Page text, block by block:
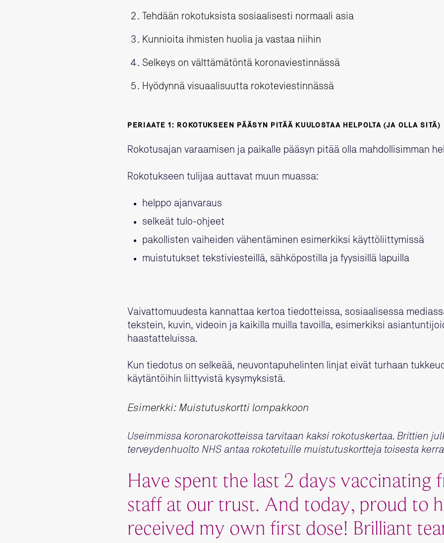
Tehdään rokotuksista sosiaalisesti normaali asia
Kunnioita ihmisten huolia ja vastaa niihin
Selkeys on välttämätöntä koronaviestinnässä
Hyödynnä visuaalisuutta rokoteviestinnässä
PERIAATE 1: ROKOTUKSEEN PÄÄSYN PITÄÄ KUULOSTAA HELPOLTA (JA OLLA SITÄ)
Rokotusajan varaamisen ja paikalle pääsyn pitää olla mahdollisimman
Rokotukseen tulijaa auttavat muun muassa:
helppo ajanvaraus
selkeät tulo-ohjeet
pakollisten vaiheiden vähentäminen esimerkiksi käyttöliittymissä
muistutukset tekstiviesteillä, sähköpostilla ja fyysisillä lapuilla
Vaivattomuudesta kannattaa kertoa tiedotteissa, sosiaalisessa
tekstein, kuvin, videoin ja kaikilla muilla tavoilla, esimerkiksi
haastatteluissa.
Kun tiedotus on selkeää, neuvontapuhelinten linjat eivät turhaan
käytäntöihin liittyvistä kysymyksistä.
Esimerkki: Muistutuskortti lompakkoon
Useimmissa koronarokotteissa tarvitaan kaksi rokotuskertaa. Brittien
terveydenhuolto NHS antaa rokotetuille muistutuskortteja toisesta
Have spent the last 2 days vaccinating
staff at our trust. And today, proud to
received my own first dose! Brilliant